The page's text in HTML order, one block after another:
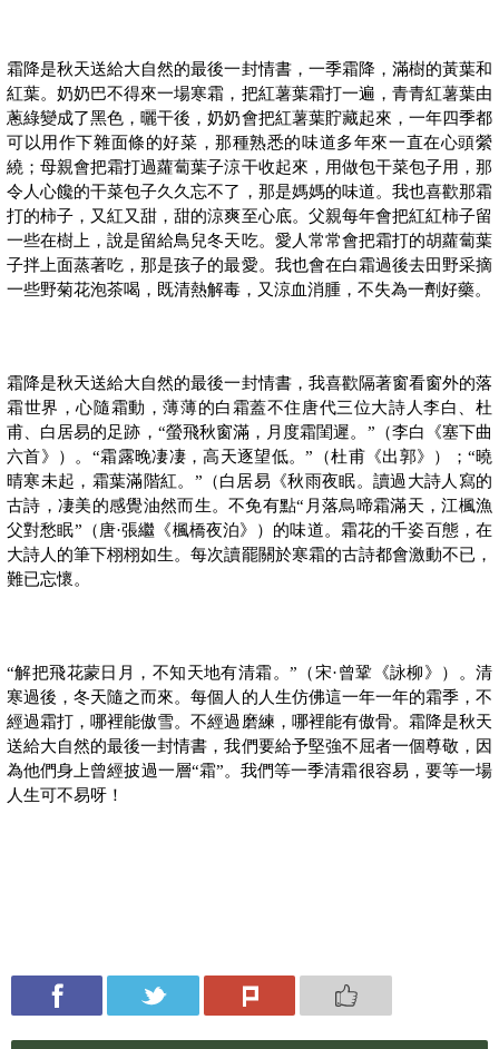
霜降是秋天送給大自然的最後一封情書，一季霜降，滿樹的黃葉和
紅葉。奶奶巴不得來一場寒霜，把紅薯葉霜打一遍，青青紅薯葉由
蔥綠變成了黑色，曬干後，奶奶會把紅薯葉貯藏起來，一年四季都
可以用作下雜面條的好菜，那種熟悉的味道多年來一直在心頭縈
繞；母親會把霜打過蘿蔔葉子涼干收起來，用做包干菜包子用，那
令人心饞的干菜包子久久忘不了，那是媽媽的味道。我也喜歡那霜
打的柿子，又紅又甜，甜的涼爽至心底。父親每年會把紅紅柿子留
一些在樹上，說是留給鳥兒冬天吃。愛人常常會把霜打的胡蘿蔔葉
子拌上面蒸著吃，那是孩子的最愛。我也會在白霜過後去田野采摘
一些野菊花泡茶喝，既清熱解毒，又涼血消腫，不失為一劑好藥。
霜降是秋天送給大自然的最後一封情書，我喜歡隔著窗看窗外的落
霜世界，心隨霜動，薄薄的白霜蓋不住唐代三位大詩人李白、杜
甫、白居易的足跡，“螢飛秋窗滿，月度霜閨遲。”（李白《塞下曲
六首》）。“霜露晚凄凄，高天逐望低。”（杜甫《出郭》）；“曉
晴寒未起，霜葉滿階紅。”（白居易《秋雨夜眠。讀過大詩人寫的
古詩，凄美的感覺油然而生。不免有點“月落烏啼霜滿天，江楓漁
父對愁眠”（唐·張繼《楓橋夜泊》）的味道。霜花的千姿百態，在
大詩人的筆下栩栩如生。每次讀罷關於寒霜的古詩都會激動不已，
難已忘懷。
“解把飛花蒙日月，不知天地有清霜。”（宋·曾鞏《詠柳》）。清
寒過後，冬天隨之而來。每個人的人生仿佛這一年一年的霜季，不
經過霜打，哪裡能傲雪。不經過磨練，哪裡能有傲骨。霜降是秋天
送給大自然的最後一封情書，我們要給予堅強不屈者一個尊敬，因
為他們身上曾經披過一層“霜”。我們等一季清霜很容易，要等一場
人生可不易呀！